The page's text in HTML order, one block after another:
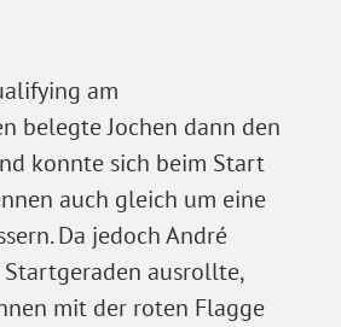
am
belegte Jochen dann den
konnte sich beim Start
auch gleich um eine
Da jedoch André
ausrollte,
mit der roten Flagge